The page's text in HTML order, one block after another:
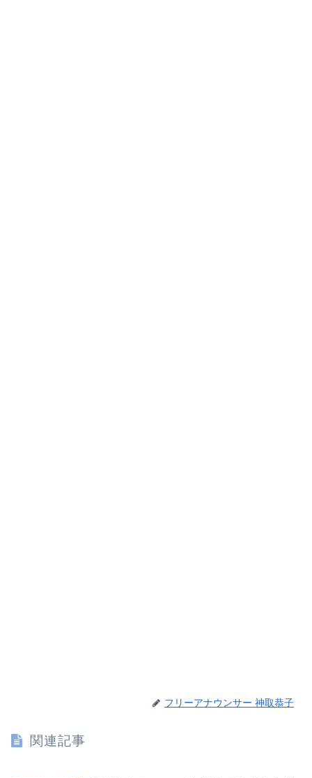
フリーアナウンサー 神取恭子
関連記事